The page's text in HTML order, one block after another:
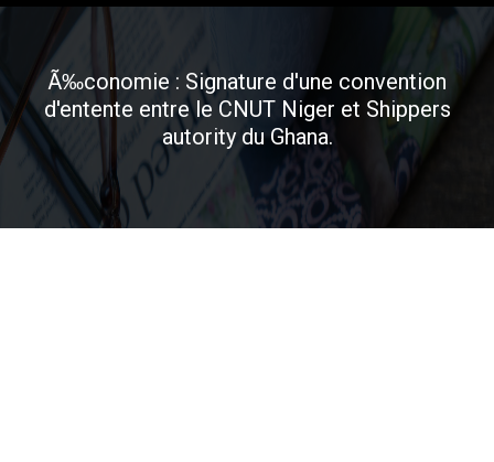
navigation
Ã‰conomie : Signature d'une convention
d'entente entre le CNUT Niger et Shippers
autority du Ghana.